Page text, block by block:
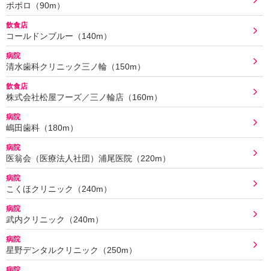
ポポロ（90m）
飲食店
コールドンブルー（140m）
病院
清水歯科クリニック三ノ輪（150m）
飲食店
株式会社松屋フーズ／三ノ輪店（160m）
病院
嶋田歯科（180m）
病院
医翁会（医療法人社団）浦尾医院（220m）
病院
こくほクリニック（240m）
病院
武内クリニック（240m）
病院
星野デンタルクリニック（250m）